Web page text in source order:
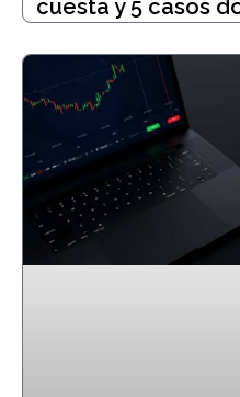
cuesta y 5 casos